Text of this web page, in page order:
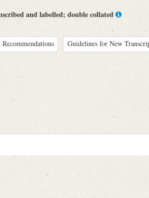
and labelled; double collated
Guidelines for New
Header
Arnstein
von Schlegel
Wien
Abende- und Empfangsort erschlossen. –
Litterartur“.